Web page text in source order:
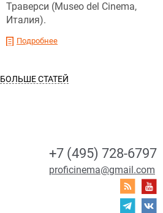
Траверси (Museo del Cinema,
Италия).
Подробнее
БОЛЬШЕ СТАТЕЙ
+7 (495) 728-6797
proficinema@gmail.com